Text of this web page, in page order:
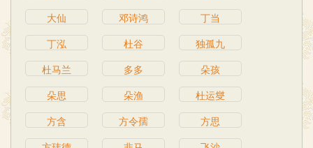
大仙
邓诗鸿
丁当
丁泓
杜谷
独孤九
杜马兰
多多
朵孩
朵思
朵渔
杜运燮
方含
方令孺
方思